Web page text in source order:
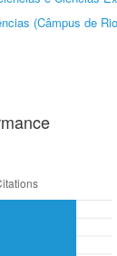
(Câmpus de